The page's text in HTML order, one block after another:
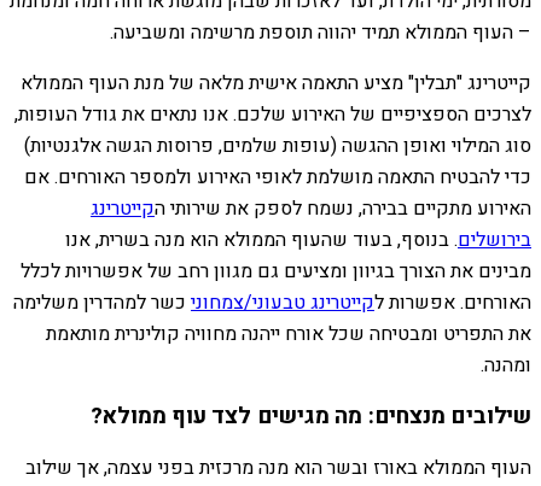
– העוף הממולא תמיד יהווה תוספת מרשימה ומשביעה.
קייטרינג "תבלין" מציע התאמה אישית מלאה של מנת העוף הממולא
לצרכים הספציפיים של האירוע שלכם. אנו נתאים את גודל העופות,
סוג המילוי ואופן ההגשה (עופות שלמים, פרוסות הגשה אלגנטיות)
כדי להבטיח התאמה מושלמת לאופי האירוע ולמספר האורחים. אם
האירוע מתקיים בבירה, נשמח לספק את שירותי הקייטרינג
בירושלים. בנוסף, בעוד שהעוף הממולא הוא מנה בשרית, אנו
מבינים את הצורך בגיוון ומציעים גם מגוון רחב של אפשרויות לכלל
האורחים. אפשרות לקייטרינג טבעוני/צמחוני כשר למהדרין משלימה
את התפריט ומבטיחה שכל אורח ייהנה מחוויה קולינרית מותאמת
ומהנה.
שילובים מנצחים: מה מגישים לצד עוף ממולא?
העוף הממולא באורז ובשר הוא מנה מרכזית בפני עצמה, אך שילוב